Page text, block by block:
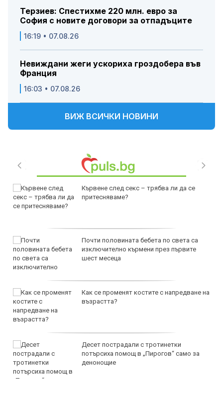
Терзиев: Спестихме 220 млн. евро за
София с новите договори за отпадъците
16:19 • 07.08.26
Невиждани жеги ускориха гроздобера във
Франция
16:03 • 07.08.26
ВИЖ ВСИЧКИ НОВИНИ
Кървене след секс – трябва ли да се
притесняваме?
Почти половината бебета по света са
изключително кърмени през първите
шест месеца
Как се променят костите с напредване на
възрастта?
Десет пострадали с тротинетки
потърсиха помощ в „Пирогов“ само за
денонощие